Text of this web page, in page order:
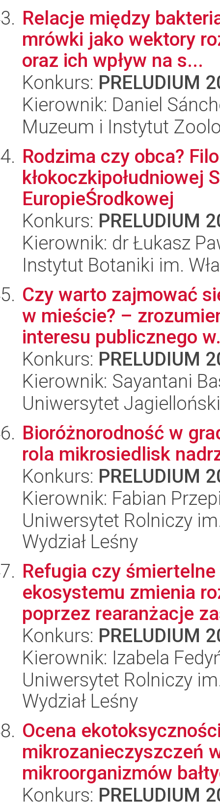
Relacje między
mrówki jako wektory
oraz ich wpływ na s...
Konkurs: PRELUDIUM
Kierownik: Daniel
Muzeum i Instytut
Rodzima czy obca?
kłokoczkipołudniowej
EuropieŚrodkowej
Konkurs: PRELUDIUM
Kierownik: dr Łukasz
Instytut Botaniki im.
Czy warto zajmować
w mieście? –
interesu publicznego
Konkurs: PRELUDIUM
Kierownik: Sayantani
Uniwersytet
Bioróżnorodność w
rola mikrosiedlisk
Konkurs: PRELUDIUM
Kierownik: Fabian
Uniwersytet Rolniczy
Wydział Leśny
Refugia czy
ekosystemu zmienia
poprzez rearanżacje
Konkurs: PRELUDIUM
Kierownik: Izabela
Uniwersytet Rolniczy
Wydział Leśny
Ocena
mikrozanieczyszczeń
mikroorganizmów
Konkurs: PRELUDIUM